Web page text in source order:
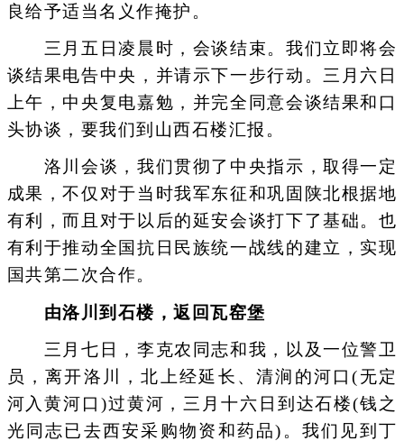
良给予适当名义作掩护。
三月五日凌晨时，会谈结束。我们立即将会
谈结果电告中央，并请示下一步行动。三月六日
上午，中央复电嘉勉，并完全同意会谈结果和口
头协谈，要我们到山西石楼汇报。
洛川会谈，我们贯彻了中央指示，取得一定
成果，不仅对于当时我军东征和巩固陕北根据地
有利，而且对于以后的延安会谈打下了基础。也
有利于推动全国抗日民族统一战线的建立，实现
国共第二次合作。
由洛川到石楼，返回瓦窑堡
三月七日，李克农同志和我，以及一位警卫
员，离开洛川，北上经延长、清涧的河口(无定
河入黄河口)过黄河，三月十六日到达石楼(钱之
光同志已去西安采购物资和药品)。我们见到丁